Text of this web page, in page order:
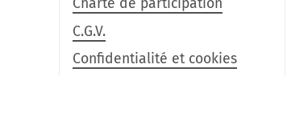
Charte de participation
C.G.V.
Confidentialité et cookies